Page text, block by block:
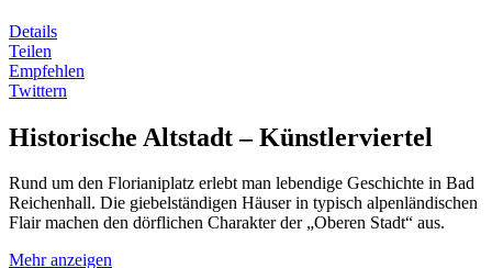
Details
Teilen
Empfehlen
Twittern
Historische Altstadt – Künstlerviertel
Rund um den Florianiplatz erlebt man lebendige Geschichte in Bad
Reichenhall. Die giebelständigen Häuser in typisch alpenländischen
Flair machen den dörflichen Charakter der „Oberen Stadt“ aus.
Mehr anzeigen